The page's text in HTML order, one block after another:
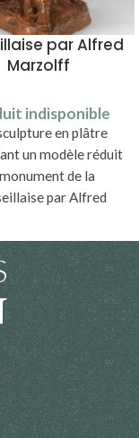
par Alfred
Marzolff
indisponible
en plâtre
un modèle réduit
de la
par Alfred